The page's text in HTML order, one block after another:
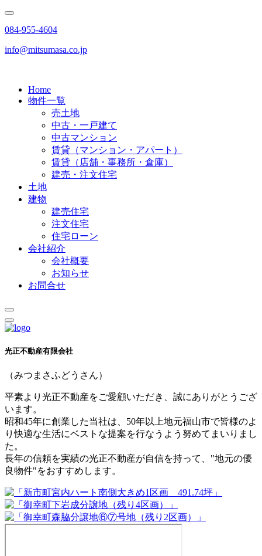
084-955-4604
info@mitsumasa.co.jp
Home
物件一覧
売土地
中古・一戸建て
中古マンション
賃貸（マンション・アパート）
賃貸（店舗・事務所・倉庫）
建売・注文住宅
土地
建物
建売住宅
注文住宅
住宅ローン
会社紹介
会社概要
お知らせ
お問合せ
光正不動産有限会社
（みつまさふどうさん）
平素より光正不動産をご愛顧いただき、誠にありがとうござ
います。
昭和45年に創業した当社は、50年以上地元福山市で皆様のよ
り快適な生活にベストな提案を行なうよう努めてまいりまし
た。
長年の信頼を実績の光正不動産が自信を持って、"地元の優
良物件"をおすすめします。